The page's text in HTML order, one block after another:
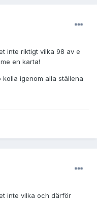
inte riktigt vilka 98 av e
en karta!
igenom alla ställena
inte vilka och därför